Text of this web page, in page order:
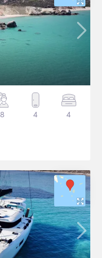
8 4 4